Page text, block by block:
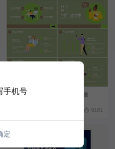
黄绿时尚产品发布会介绍模板
9161
手机号
定